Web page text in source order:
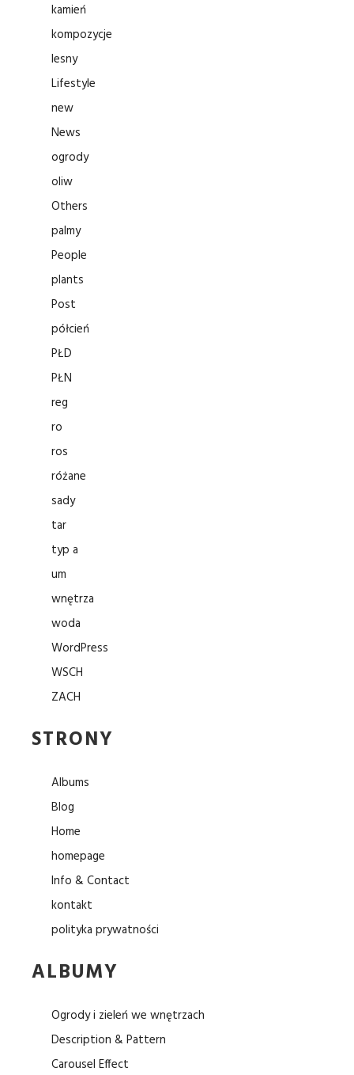
kamień
kompozycje
lesny
Lifestyle
new
News
ogrody
oliw
Others
palmy
People
plants
Post
półcień
PŁD
PŁN
reg
ro
ros
różane
sady
tar
typ a
um
wnętrza
woda
WordPress
WSCH
ZACH
STRONY
Albums
Blog
Home
homepage
Info & Contact
kontakt
polityka prywatności
ALBUMY
Ogrody i zieleń we wnętrzach
Description & Pattern
Carousel Effect